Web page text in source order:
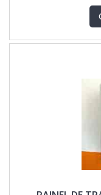
de
apresenta
PRODUTO
atenda de maneira
forma simplista, é
área, assim, o
equipamentos
como Montagem
como
distribuir a
podem causar